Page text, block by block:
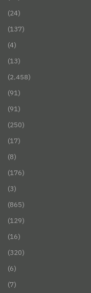
(24)
(137)
(4)
(13)
(2٬458)
(91)
(91)
(250)
(17)
(8)
(176)
(3)
(865)
(129)
(16)
(320)
(6)
(7)